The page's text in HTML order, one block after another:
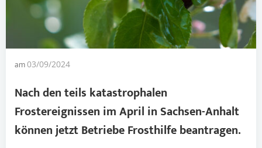
am03/09/2024
Nach den teils katastrophalen
Frostereignissen im April in Sachsen-Anhalt
können jetzt BetriebeFrosthilfebeantragen.